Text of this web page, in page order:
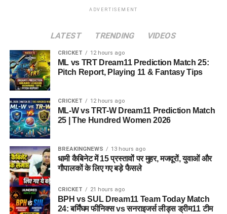
ADVERTISEMENT
LATEST TRENDING VIDEOS
CRICKET 12 hours ago
ML vs TRT Dream11 Prediction Match 25:
Pitch Report, Playing 11 & Fantasy Tips
CRICKET 12 hours ago
ML-W vs TRT-W Dream11 Prediction Match
25 | The Hundred Women 2026
BREAKINGNEWS 13 hours ago
धामी कैबिनेट में 15 प्रस्तावों पर मुहर, मजदूरों, युवाओं और
गौपालकों के लिए गए बड़े फैसले
CRICKET 21 hours ago
BPH vs SUL Dream11 Team Today Match
24: बर्मिंघम फीनिक्स vs सनराइजर्स लीड्स ड्रीम11 टीम